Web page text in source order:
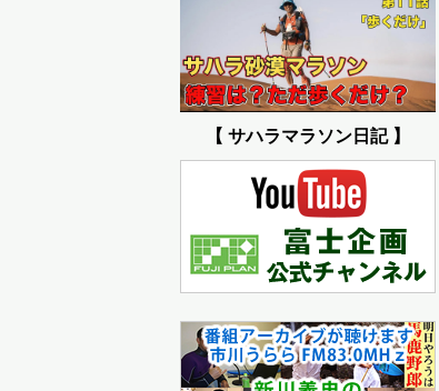
【 サハラマラソン日記 】